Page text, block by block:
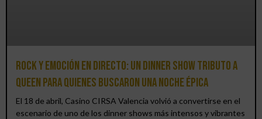
Rock y emoción en directo: un Dinner Show Tributo a
Queen para quienes buscaron una noche épica
El 18 de abril, Casino CIRSA Valencia volvió a convertirse en el
escenario de uno de los dinner shows más intensos y vibrantes